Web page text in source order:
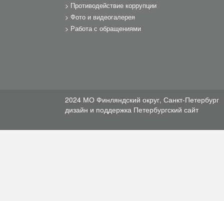
Противодействие коррупции
Фото и видеогалерея
Работа с обращениями
2024 МО Финляндский округ, Санкт-Петербург
дизайн и поддержка Петербургский сайт